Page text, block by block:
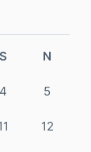
S N
4 5
12